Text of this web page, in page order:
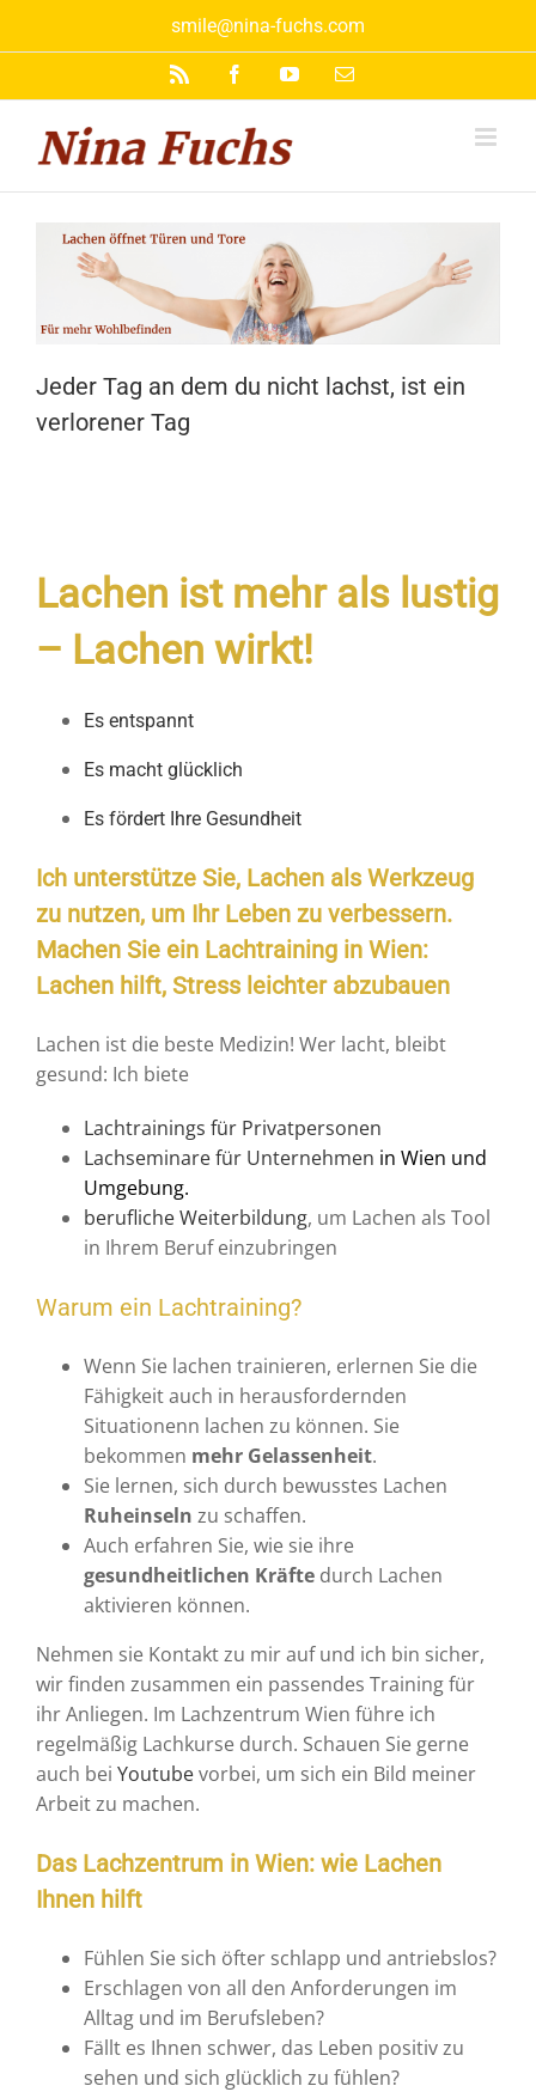
smile@nina-fuchs.com
FacebookYouTubeE-
Jeder Tag an dem du nicht lachst, ist ein
verlorener Tag
Lachen ist mehr als lustig
– Lachen wirkt!
Es entspannt
Es macht glücklich
Es fördert Ihre Gesundheit
Ich unterstütze Sie, Lachen als Werkzeug
zu nutzen, um Ihr Leben zu verbessern.
Machen Sie ein Lachtraining in Wien:
Lachen hilft, Stress leichter abzubauen
Lachen ist die beste Medizin! Wer lacht, bleibt
gesund: Ich biete
Lachtrainings für Privatpersonen
Lachseminare für Unternehmen in Wien und
Umgebung.
berufliche Weiterbildung, um Lachen als Tool
in Ihrem Beruf einzubringen
Warum ein Lachtraining?
Wenn Sie lachen trainieren, erlernen Sie die
Fähigkeit auch in herausfordernden
Situationenn lachen zu können. Sie
bekommen mehr Gelassenheit.
Sie lernen, sich durch bewusstes Lachen
Ruheinseln zu schaffen.
Auch erfahren Sie, wie sie ihre
gesundheitlichen Kräfte durch Lachen
aktivieren können.
Nehmen sie Kontakt zu mir auf und ich bin sicher,
wir finden zusammen ein passendes Training für
ihr Anliegen. Im Lachzentrum Wien führe ich
regelmäßig Lachkurse durch. Schauen Sie gerne
auch bei Youtubevorbei, um sich ein Bild meiner
Arbeit zu machen.
Das Lachzentrum in Wien: wie Lachen
Ihnen hilft
Fühlen Sie sich öfter schlapp und antriebslos?
Erschlagen von all den Anforderungen im
Alltag und im Berufsleben?
Fällt es Ihnen schwer, das Leben positiv zu
sehen und sich glücklich zu fühlen?